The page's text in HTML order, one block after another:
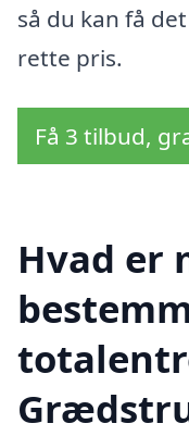
så du kan få
rette pris.
Få 3 tilbud,
Hvad er